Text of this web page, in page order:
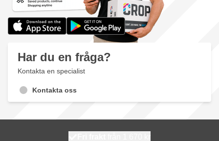
Har du en fråga?
Kontakta en specialist
Kontakta oss